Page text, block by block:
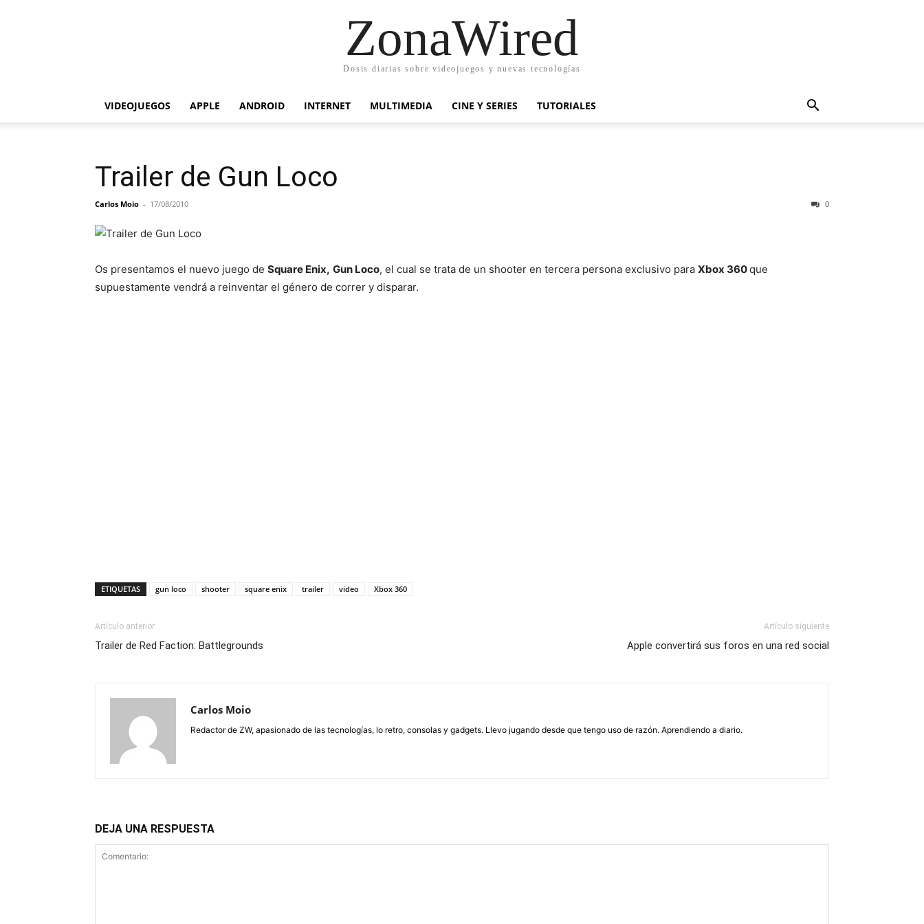
ZonaWired
Dosis diarias sobre videojuegos y nuevas tecnologías
VIDEOJUEGOS APPLE ANDROID INTERNET MULTIMEDIA CINE Y SERIES TUTORIALES
Trailer de Gun Loco
Carlos Moio - 17/08/2010 0
Os presentamos el nuevo juego de Square Enix, Gun Loco, el cual se trata de un shooter en tercera persona exclusivo para Xbox 360que
supuestamente vendrá a reinventar el género de correr y disparar.
ETIQUETAS gun loco shooter square enix trailer video Xbox 360
Artículo anterior
Trailer de Red Faction: Battlegrounds
Artículo siguiente
Apple convertirá sus foros en una red social
Carlos Moio
Redactor de ZW, apasionado de las tecnologías, lo retro, consolas y gadgets. Llevo jugando desde que tengo uso de razón. Aprendiendo a diario.
DEJA UNA RESPUESTA